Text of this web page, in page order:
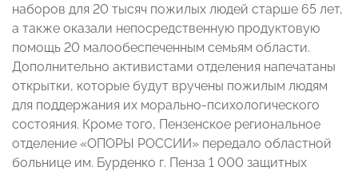
наборов для 20 тысяч пожилых людей старше 65 лет,
а также оказали непосредственную продуктовую
помощь 20 малообеспеченным семьям области.
Дополнительно активистами отделения напечатаны
открытки, которые будут вручены пожилым людям
для поддержания их морально-психологического
состояния. Кроме того, Пензенское региональное
отделение «ОПОРЫ РОССИИ» передало областной
больнице им. Бурденко г. Пенза 1 000 защитных